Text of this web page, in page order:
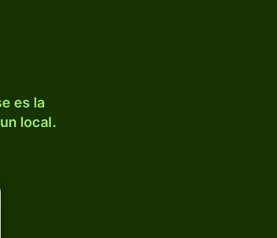
es la
local.